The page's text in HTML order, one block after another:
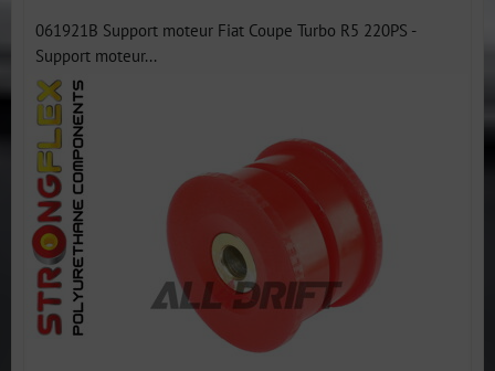
061921B Support moteur Fiat Coupe Turbo R5 220PS -
Support moteur...